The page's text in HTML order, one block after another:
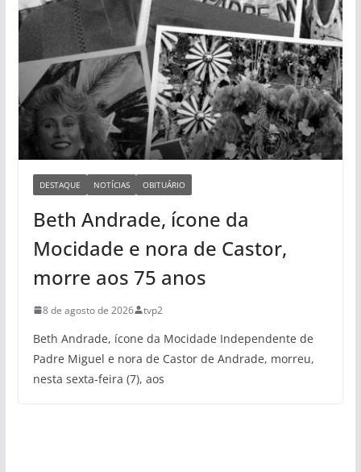
DESTAQUE NOTÍCIAS OBITUÁRIO
Beth Andrade, ícone da
Mocidade e nora de Castor,
morre aos 75 anos
8 de agosto de 2026 tvp2
Beth Andrade, ícone da Mocidade Independente de
Padre Miguel e nora de Castor de Andrade, morreu,
nesta sexta-feira (7), aos